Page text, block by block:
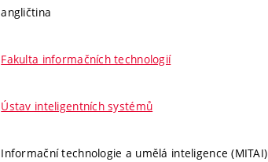
angličtina
Fakulta informačních technologií
Ústav inteligentních systémů
Informační technologie a umělá inteligence (MITAI)